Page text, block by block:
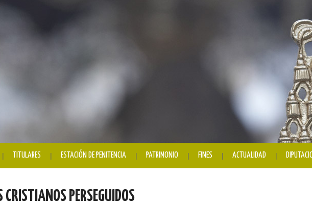
TITULARES ESTACIÓN DE PENITENCIA PATRIMONIO FINES ACTUALIDAD
CRISTIANOS PERSEGUIDOS